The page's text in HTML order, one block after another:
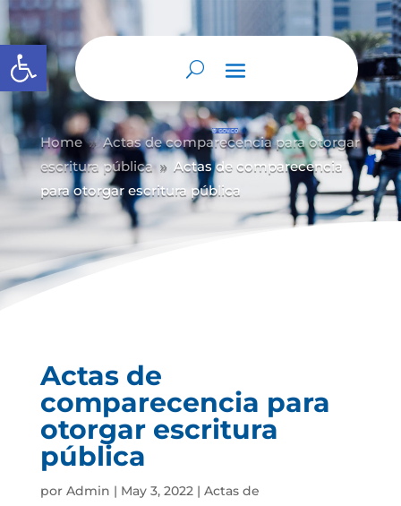
Abrir barra de herramientas
Home 9 Actas de comparecencia para otorgar
escritura pública
9 Actas de comparecencia
para otorgar escritura pública
Actas de
comparecencia para
otorgar escritura
pública
por Admin | May 3, 2022| Actas de